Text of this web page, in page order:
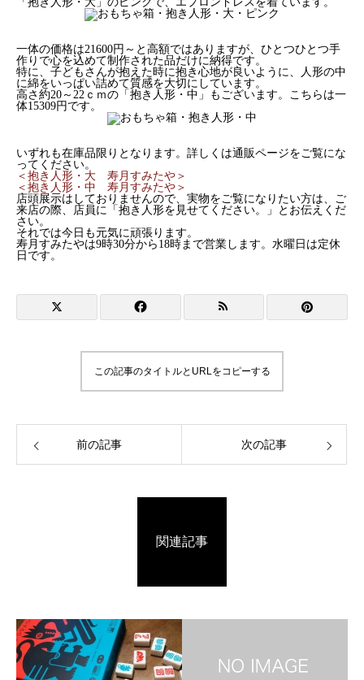
一体の価格は21600円～と高額ではありますが、ひとつひとつ手
作りで心を込めて制作された品だけに納得です。
特に、子どもさんが抱えた時に抱き心地が良いように、人形の中
に綿をいっぱい詰めて質感を大切にしています。
高さ約20～22ｃｍの「抱き人形・中」もございます。こちらは一
体15309円です。
いずれも在庫品限りとなります。詳しくは通販ページをご覧にな
ってください。
＜抱き人形・大 寿月すみたや＞
＜抱き人形・中 寿月すみたや＞
店頭展示はしておりませんので、実物をご覧になりたい方は、ご
来店の際、店員に「抱き人形を見せてください。」とお伝えくだ
さい。
それでは今日も元気に頑張ります。
寿月すみたやは9時30分から18時まで営業します。水曜日は定休
日です。
この記事のタイトルとURLをコピーする
前の記事 次の記事
関連記事